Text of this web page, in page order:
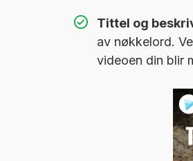
Tittel og
av nøkkelord.
videoen din blir